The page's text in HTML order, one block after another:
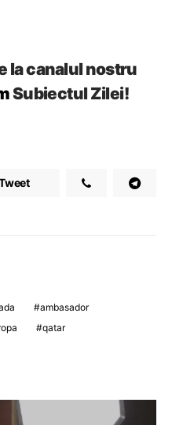
la canalul nostru
Subiectul Zilei!
ambasador
qatar